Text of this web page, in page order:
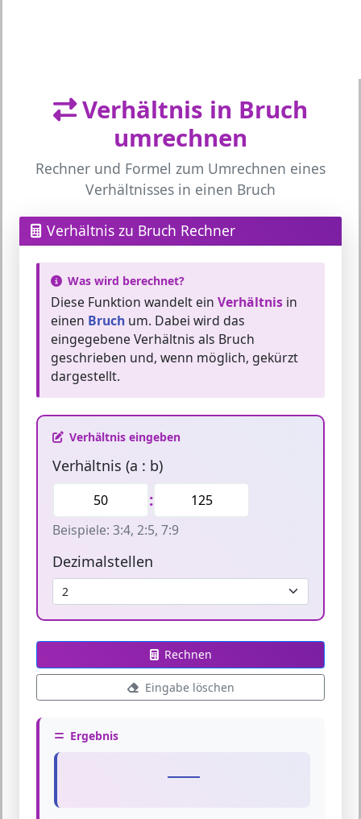
Verhältnis in Bruch
umrechnen
Rechner und Formel zum Umrechnen eines
Verhältnisses in einen Bruch
Verhältnis zu Bruch Rechner
Was wird berechnet?
Diese Funktion wandelt ein Verhältnis in
einen Bruch um. Dabei wird das
eingegebene Verhältnis als Bruch
geschrieben und, wenn möglich, gekürzt
dargestellt.
Verhältnis eingeben
Verhältnis (a : b)
:
Beispiele: 3:4, 2:5, 7:9
Dezimalstellen
Rechnen
Eingabe löschen
Ergebnis